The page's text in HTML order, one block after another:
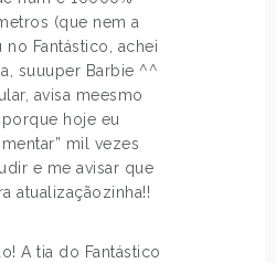
(que nem a
Fantástico, achei
suuuper Barbie ^^
avisa meesmo
hoje eu
mil vezes
e me avisar que
atualizaçãozinha!!
A tia do Fantástico